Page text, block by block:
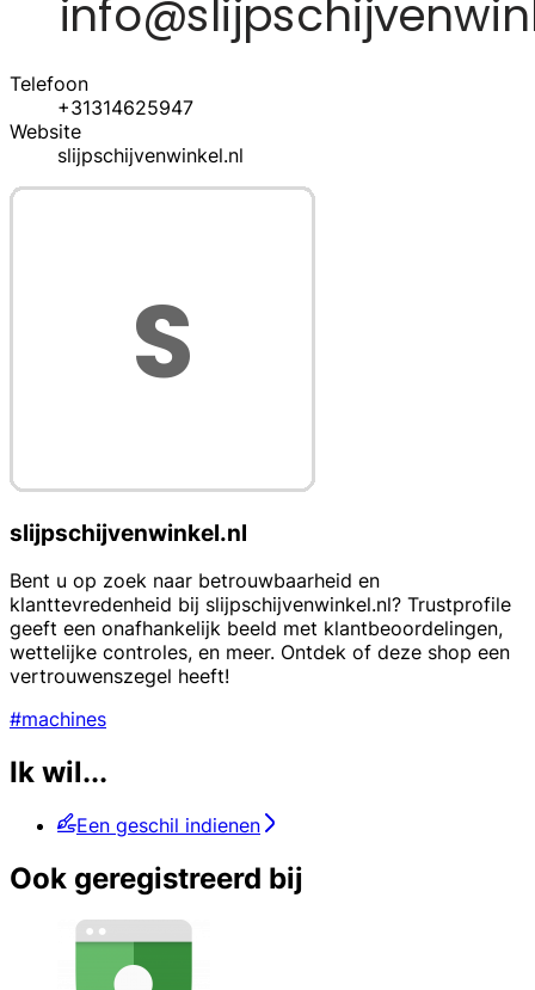
Telefoon
+31314625947
Website
slijpschijvenwinkel.nl
slijpschijvenwinkel.nl
Bent u op zoek naar betrouwbaarheid en
klanttevredenheid bij slijpschijvenwinkel.nl? Trustprofile
geeft een onafhankelijk beeld met klantbeoordelingen,
wettelijke controles, en meer. Ontdek of deze shop een
vertrouwenszegel heeft!
#machines
Ik wil...
Een geschil indienen
Ook geregistreerd bij